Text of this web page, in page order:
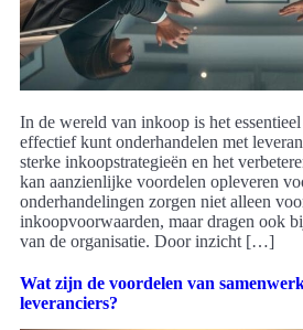
In de wereld van inkoop is het
effectief kunt onderhandelen met
sterke inkoopstrategieën en het
kan aanzienlijke voordelen opleveren
onderhandelingen zorgen niet alleen
inkoopvoorwaarden, maar dragen ook
van de organisatie. Door inzicht […]
Wat zijn de voordelen van
leveranciers?